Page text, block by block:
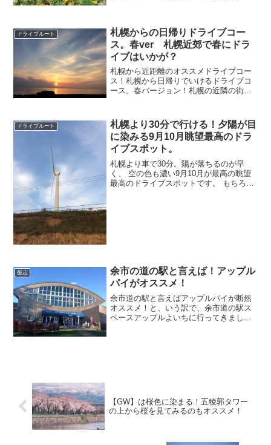
ります。札幌方面よ...
ドライブルート
札幌からの日帰りドライブコー
ス。春ver 札幌近郊で春にドラ
イブはいかが？
札幌から近距離のオススメドライブコー
ス！札幌から日帰りでいけるドライブコ
ース。春バージョン！札幌の近隣の街、
いロード｣と呼ばれ、恋人の聖地と言われ
るロマンチックなス...
ドライブルート
札幌より30分で行ける！夕陽が目
に染みる9月10月眺望最高のドラ
イブスポット。
札幌より車で30分。陽が落ちるのが早
く、 空の色も濃い9月10月が最高の眺望
最高のドライブスポットです。 もちろん
後志
余市の道の駅と言えば！アップル
パイがオススメ！
余市道の駅と言えばアップルパイが断然
オススメ！と、いう訳で、余市道の駅ス
ペースアップルよいちに行ってきまし
【GW】は桜色に染まる！五稜郭タワー
の上から桜を見てみるのもオススメ！